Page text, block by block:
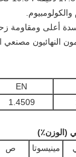
أعلى ومقاومة
النهائيون مصنعي
EN
1.4509
(الوزن٪)
مينيسوتا ص